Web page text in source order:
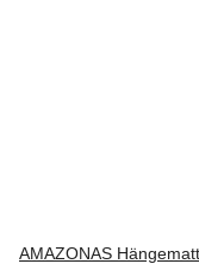
AMAZONAS